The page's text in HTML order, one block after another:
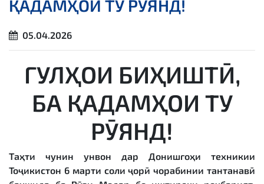
ҚАДАМҲОИ ТУ РӮЯНД!
05.04.2026
ГУЛҲОИ БИҲИШТӢ,
БА ҚАДАМҲОИ ТУ
РӮЯНД!
Таҳти чунин унвон дар Донишгоҳи техникии
Тоҷикистон 6 марти соли ҷорӣ чорабинии тантанавӣ